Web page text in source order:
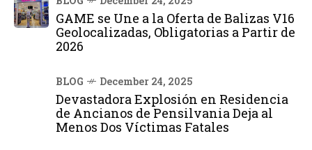
GAME se Une a la Oferta de Balizas V16
Geolocalizadas, Obligatorias a Partir de
2026
BLOG December 24, 2025
Devastadora Explosión en Residencia
de Ancianos de Pensilvania Deja al
Menos Dos Víctimas Fatales